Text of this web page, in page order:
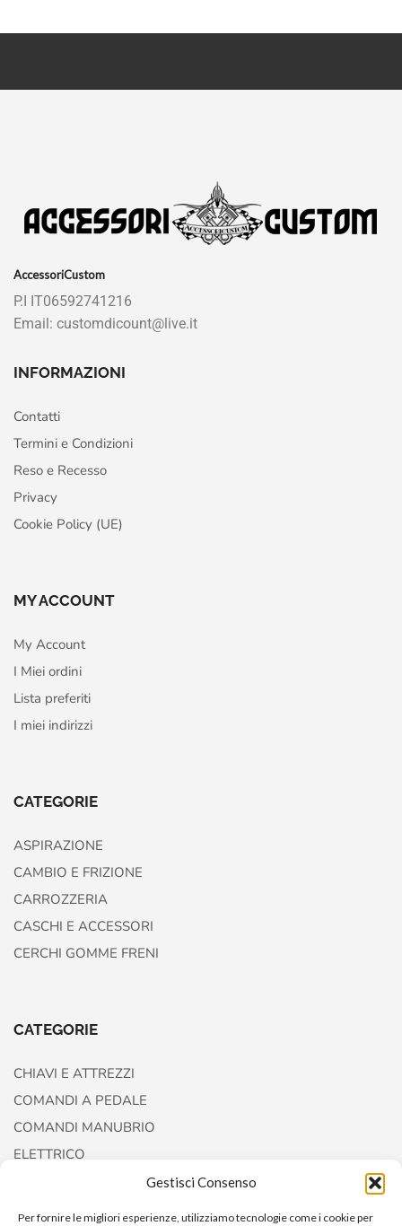
Gestisci Consenso
Per fornire le migliori esperienze, utilizziamo tecnologie come i cookie per
AccessoriCustom
P.I IT06592741216
Email: customdicount@live.it
INFORMAZIONI
Contatti
Termini e Condizioni
Reso e Recesso
Privacy
Cookie Policy (UE)
MY ACCOUNT
My Account
I Miei ordini
Lista preferiti
I miei indirizzi
CATEGORIE
ASPIRAZIONE
CAMBIO E FRIZIONE
CARROZZERIA
CASCHI E ACCESSORI
CERCHI GOMME FRENI
CATEGORIE
CHIAVI E ATTREZZI
COMANDI A PEDALE
COMANDI MANUBRIO
ELETTRICO
FORCELLE E AMMORTIZZATORI